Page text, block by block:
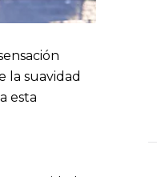
la suavidad
esta